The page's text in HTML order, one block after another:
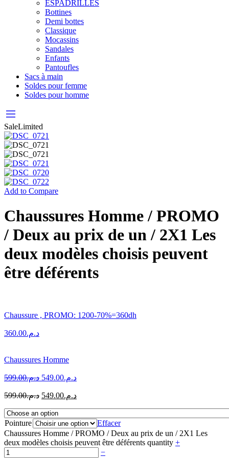
ESPADRILLES
Bottines
Demi bottes
Classique
Mocassins
Sandales
Enfants
Pantoufles
Sacs à main
Soldes pour femme
Soldes pour homme
SaleLimited
Add to Compare
Chaussures Homme / PROMO
/ Deux au prix de un / 2X1 Les
deux modèles choisis peuvent
être déférents
Chaussure , PROMO: 1200-70%=360dh
د.م.360.00
Chaussures Homme
د.م.599.00 د.م.549.00
د.م.599.00 د.م.549.00
Pointure
Effacer
Chaussures Homme / PROMO / Deux au prix de un / 2X1 Les
deux modèles choisis peuvent être déférents quantity +
−